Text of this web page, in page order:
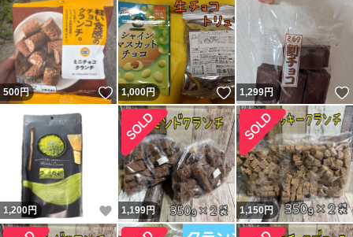
500円 いいね！
1,000円 いいね！
1,299円
1,200円 いいね！
1,199円 1,150円